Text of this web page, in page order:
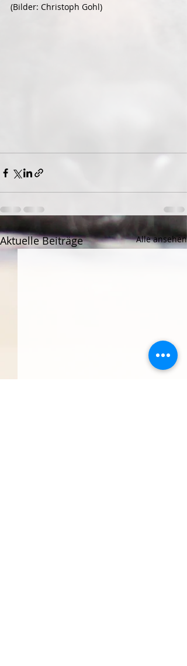
(Bilder: Christoph Gohl)
Aktuelle Beiträge Alle ansehen